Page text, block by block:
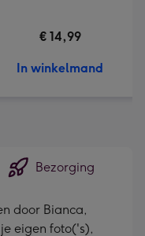
€ 14,99
In winkelmand
Bezorging
door Bianca,
eigen foto('s),